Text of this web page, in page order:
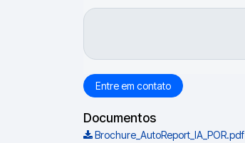
Entre em contato
Documentos
Brochure_AutoReport_IA_POR.pdf